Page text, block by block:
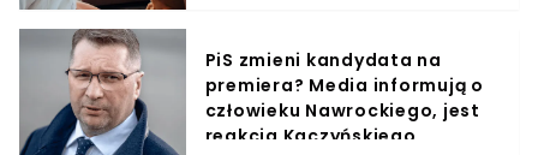
PiS zmieni kandydata na
premiera? Media informują o
człowieku Nawrockiego, jest
reakcja Kaczyńskiego